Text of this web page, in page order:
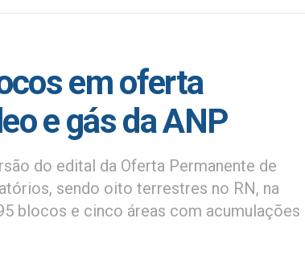
em oferta
e gás da ANP
do edital da Oferta Permanente de
sendo oito terrestres no RN, na
blocos e cinco áreas com acumulações